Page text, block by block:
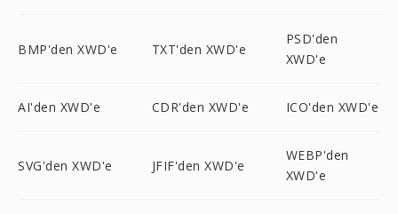
BMP'den XWD'e TXT'den XWD'e
PSD'den
XWD'e
AI'den XWD'e CDR'den XWD'e ICO'den XWD'e
SVG'den XWD'e JFIF'den XWD'e
WEBP'den
XWD'e